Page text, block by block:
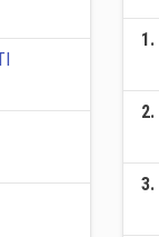
1.
2.
3.